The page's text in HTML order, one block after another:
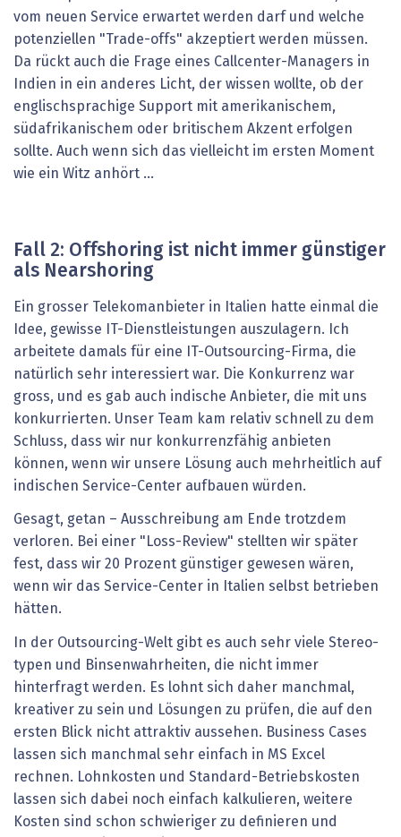
vom neuen Service erwartet werden darf und welche
potenziellen "Trade-offs" akzeptiert werden müssen.
Da rückt auch die Frage eines Callcenter-Managers in
Indien in ein anderes Licht, der wissen wollte, ob der
englischsprachige Support mit amerikanischem,
südafrikanischem oder britischem Akzent erfolgen
sollte. Auch wenn sich das vielleicht im ersten Moment
wie ein Witz anhört ...
Fall 2: Offshoring ist nicht immer günstiger
als Nearshoring
Ein grosser Telekomanbieter in Italien hatte einmal die
Idee, gewisse IT-Dienstleistungen auszulagern. Ich
arbeitete damals für eine IT-Outsourcing-Firma, die
natürlich sehr interessiert war. Die Konkurrenz war
gross, und es gab auch indische Anbieter, die mit uns
konkurrierten. Unser Team kam relativ schnell zu dem
Schluss, dass wir nur konkurrenzfähig anbieten
können, wenn wir unsere Lösung auch mehrheitlich auf
indischen Service-Center aufbauen würden.
Gesagt, getan – Ausschreibung am Ende trotzdem
verloren. Bei einer "Loss-Review" stellten wir später
fest, dass wir 20 Prozent günstiger gewesen wären,
wenn wir das Service-Center in Italien selbst betrieben
hätten.
In der Outsourcing-Welt gibt es auch sehr viele Stereo­
typen und Binsenwahrheiten, die nicht immer
hinterfragt werden. Es lohnt sich daher manchmal,
kreativer zu sein und Lösungen zu prüfen, die auf den
ersten Blick nicht attraktiv aussehen. Business Cases
lassen sich manchmal sehr einfach in MS Excel
rechnen. Lohnkosten und Standard-Betriebskosten
lassen sich dabei noch einfach kalkulieren, weitere
Kosten sind schon schwieriger zu definieren und